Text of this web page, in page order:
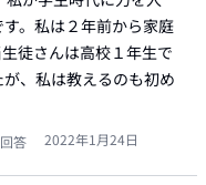
。私は２年前から家庭
徒さんは高校１年生で
、私は教えるのも初め
答 2022年1月24日